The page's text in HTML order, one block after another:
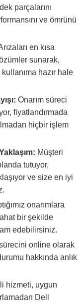
parçalarını
ve ömrünü
en kısa
sunarak,
kullanıma hazır hale
Onarım süreci
fiyatlandırmada
hiçbir işlem
Müşteri
tutuyor,
ve size en iyi
onarımlara
bir şekilde
edebilirsiniz.
online olarak
hakkında anlık
hizmeti, uygun
Dell